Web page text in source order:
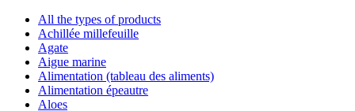
All the types of products
Achillée millefeuille
Agate
Aigue marine
Alimentation (tableau des aliments)
Alimentation épeautre
Aloes